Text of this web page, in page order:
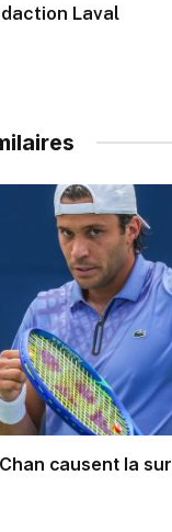
Laval
causent la